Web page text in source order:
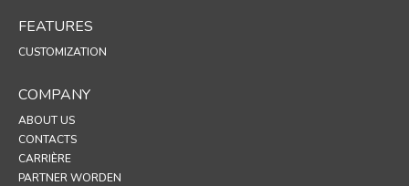
FEATURES
CUSTOMIZATION
COMPANY
ABOUT US
CONTACTS
CARRIÈRE
PARTNER WORDEN